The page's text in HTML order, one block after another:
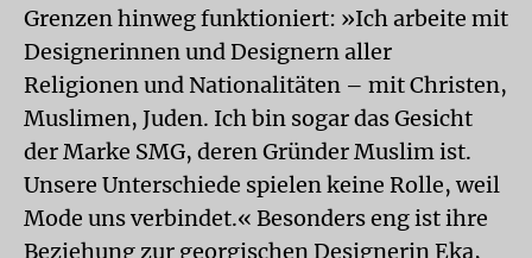
Grenzen hinweg funktioniert: »Ich arbeite mit
Designerinnen und Designern aller
Religionen und Nationalitäten – mit Christen,
Muslimen, Juden. Ich bin sogar das Gesicht
der Marke SMG, deren Gründer Muslim ist.
Unsere Unterschiede spielen keine Rolle, weil
Mode uns verbindet.« Besonders eng ist ihre
Beziehung zur georgischen Designerin Eka,